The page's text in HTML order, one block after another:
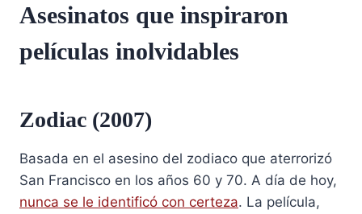
Asesinatos que inspiraron
películas inolvidables
Zodiac (2007)
Basada en el asesino del zodiaco que aterrorizó
San Francisco en los años 60 y 70. A día de hoy,
nunca se le identificó con certeza. La película,